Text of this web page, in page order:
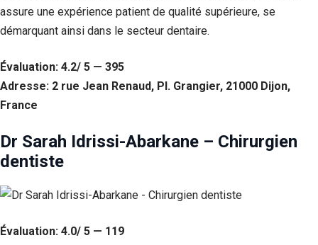
assure une expérience patient de qualité supérieure, se
démarquant ainsi dans le secteur dentaire.
Évaluation: 4.2/ 5 — 395
Adresse: 2 rue Jean Renaud, Pl. Grangier, 21000 Dijon,
France
Dr Sarah Idrissi-Abarkane – Chirurgien
dentiste
Évaluation: 4.0/ 5 — 119